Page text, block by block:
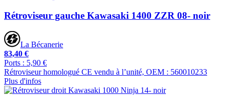
Rétroviseur gauche Kawasaki 1400 ZZR 08- noir
La Bécanerie
83,40 €
Ports : 5,90 €
Rétroviseur homologué CE vendu à l’unité, OEM : 560010233
Plus d'infos